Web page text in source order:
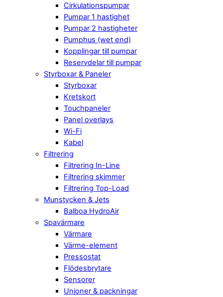
Cirkulationspumpar
Pumpar 1 hastighet
Pumpar 2 hastigheter
Pumphus (wet end)
Kopplingar till pumpar
Reservdelar till pumpar
Styrboxar & Paneler
Styrboxar
Kretskort
Touchpaneler
Panel overlays
Wi-Fi
Kabel
Filtrering
Filtrering In-Line
Filtrering skimmer
Filtrering Top-Load
Munstycken & Jets
Balboa HydroAir
Spavärmare
Värmare
Värme-element
Pressostat
Flödesbrytare
Sensorer
Unioner & packningar